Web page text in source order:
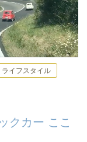
ライフスタイル
クカー ここ